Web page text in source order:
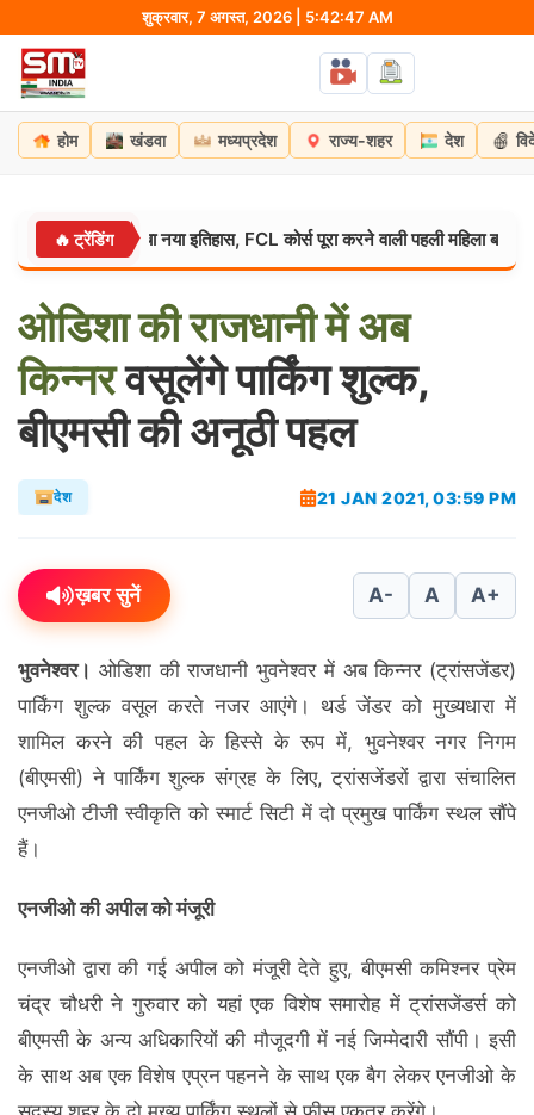
content
शुक्रवार, 7 अगस्त, 2026 | 5:42:48 AM
होम खंडवा मध्यप्रदेश राज्य-शहर देश
🔥 ट्रेंडिंग
कंठ ने रचा नया इतिहास, FCL कोर्स पूरा करने वाली पहली महिला बनीं
ओडिशाकीराजधानीमें अब
किन्नरवसूलेंगे पार्किंग शुल्क,
बीएमसी की अनूठी पहल
देश 21 JAN 2021, 03:59 PM
ख़बर सुनें A- A A+
भुवनेश्वर। ओडिशा की राजधानी भुवनेश्वर में अब किन्नर (ट्रांसजेंडर)
पार्किंग शुल्क वसूल करते नजर आएंगे। थर्ड जेंडर को मुख्यधारा में
शामिल करने की पहल के हिस्से के रूप में, भुवनेश्वर नगर निगम
(बीएमसी) ने पार्किंग शुल्क संग्रह के लिए, ट्रांसजेंडरों द्वारा संचालित
एनजीओ टीजी स्वीकृति को स्मार्ट सिटी में दो प्रमुख पार्किंग स्थल सौंपे
हैं।
एनजीओ की अपील को मंजूरी
एनजीओ द्वारा की गई अपील को मंजूरी देते हुए, बीएमसी कमिश्नर प्रेम
चंद्र चौधरी ने गुरुवार को यहां एक विशेष समारोह में ट्रांसजेंडर्स को
बीएमसी के अन्य अधिकारियों की मौजूदगी में नई जिम्मेदारी सौंपी। इसी
के साथ अब एक विशेष एप्रन पहनने के साथ एक बैग लेकर एनजीओ के